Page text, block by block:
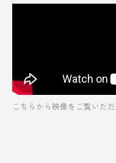
こちらから映像をご覧いただ